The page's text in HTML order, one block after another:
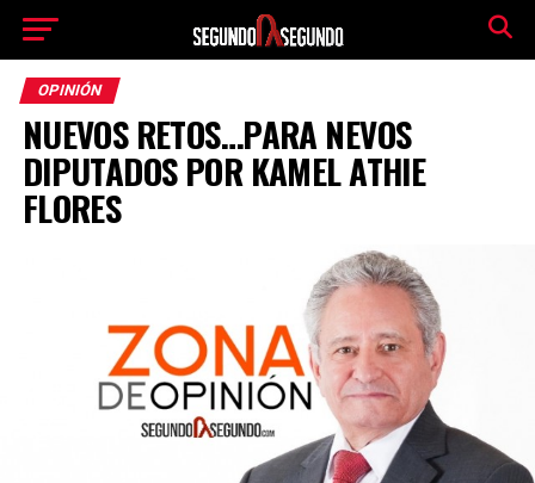
OPINIÓN
NUEVOS RETOS…PARA NEVOS
DIPUTADOS POR KAMEL ATHIE
FLORES